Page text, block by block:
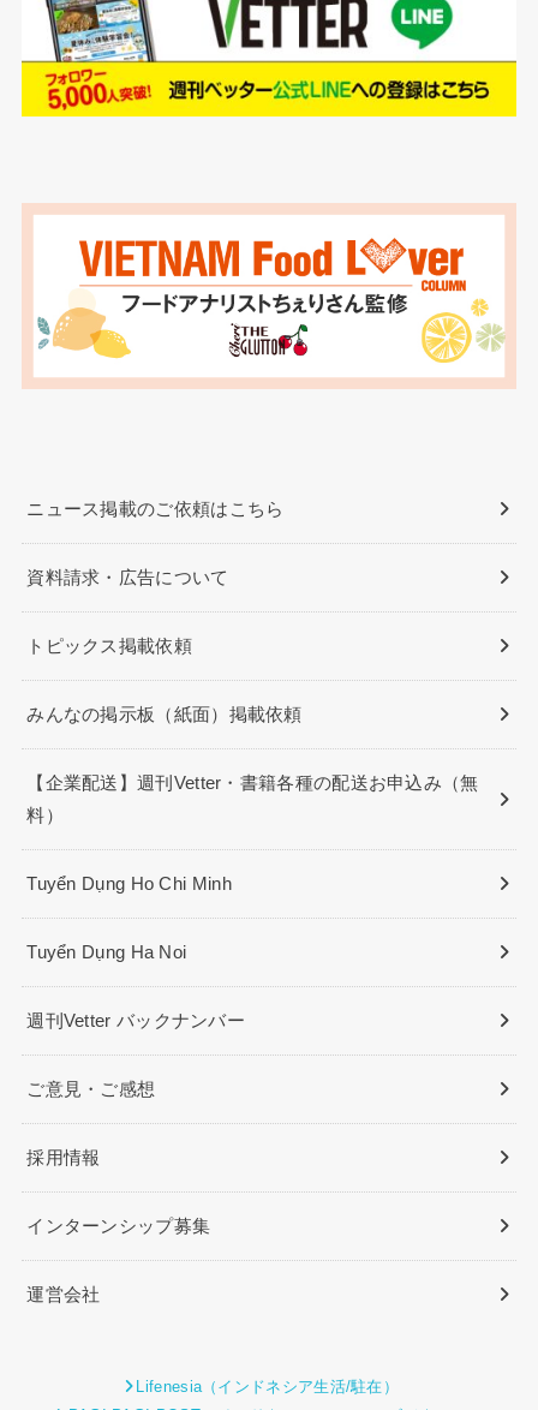
ニュース掲載のご依頼はこちら
資料請求・広告について
トピックス掲載依頼
みんなの掲示板（紙面）掲載依頼
【企業配送】週刊Vetter・書籍各種の配送お申込み（無
料）
Tuyển Dụng Ho Chi Minh
Tuyển Dụng Ha Noi
週刊Vetter バックナンバー
ご意見・ご感想
採用情報
インターンシップ募集
運営会社
Lifenesia（インドネシア生活/駐在）